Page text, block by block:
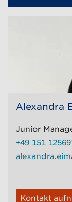
Alexandra
Junior
+49 151
Kontakt